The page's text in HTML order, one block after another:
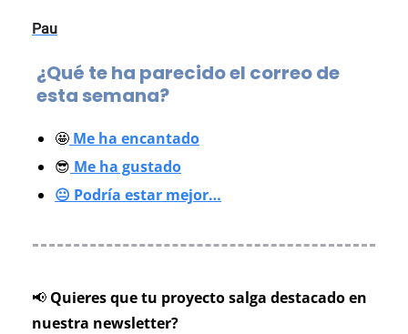
Pau
¿Qué te ha parecido el correo de
esta semana?
🤩 Me ha encantado
😎 Me ha gustado
😐 Podría estar mejor…
📢 Quieres que tu proyecto salga destacado en
nuestra newsletter?